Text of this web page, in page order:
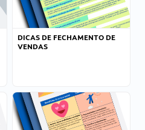
DICAS DE FECHAMENTO DE
VENDAS